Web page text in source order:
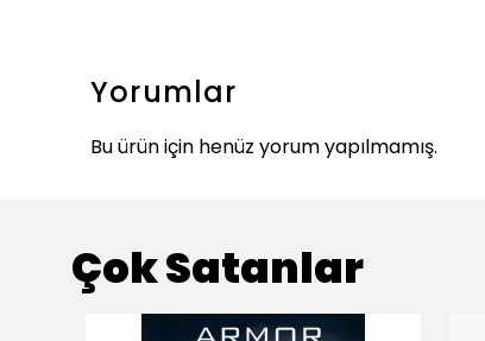
Yorumlar
Bu ürün için henüz yorum yapılmamış.
Çok Satanlar